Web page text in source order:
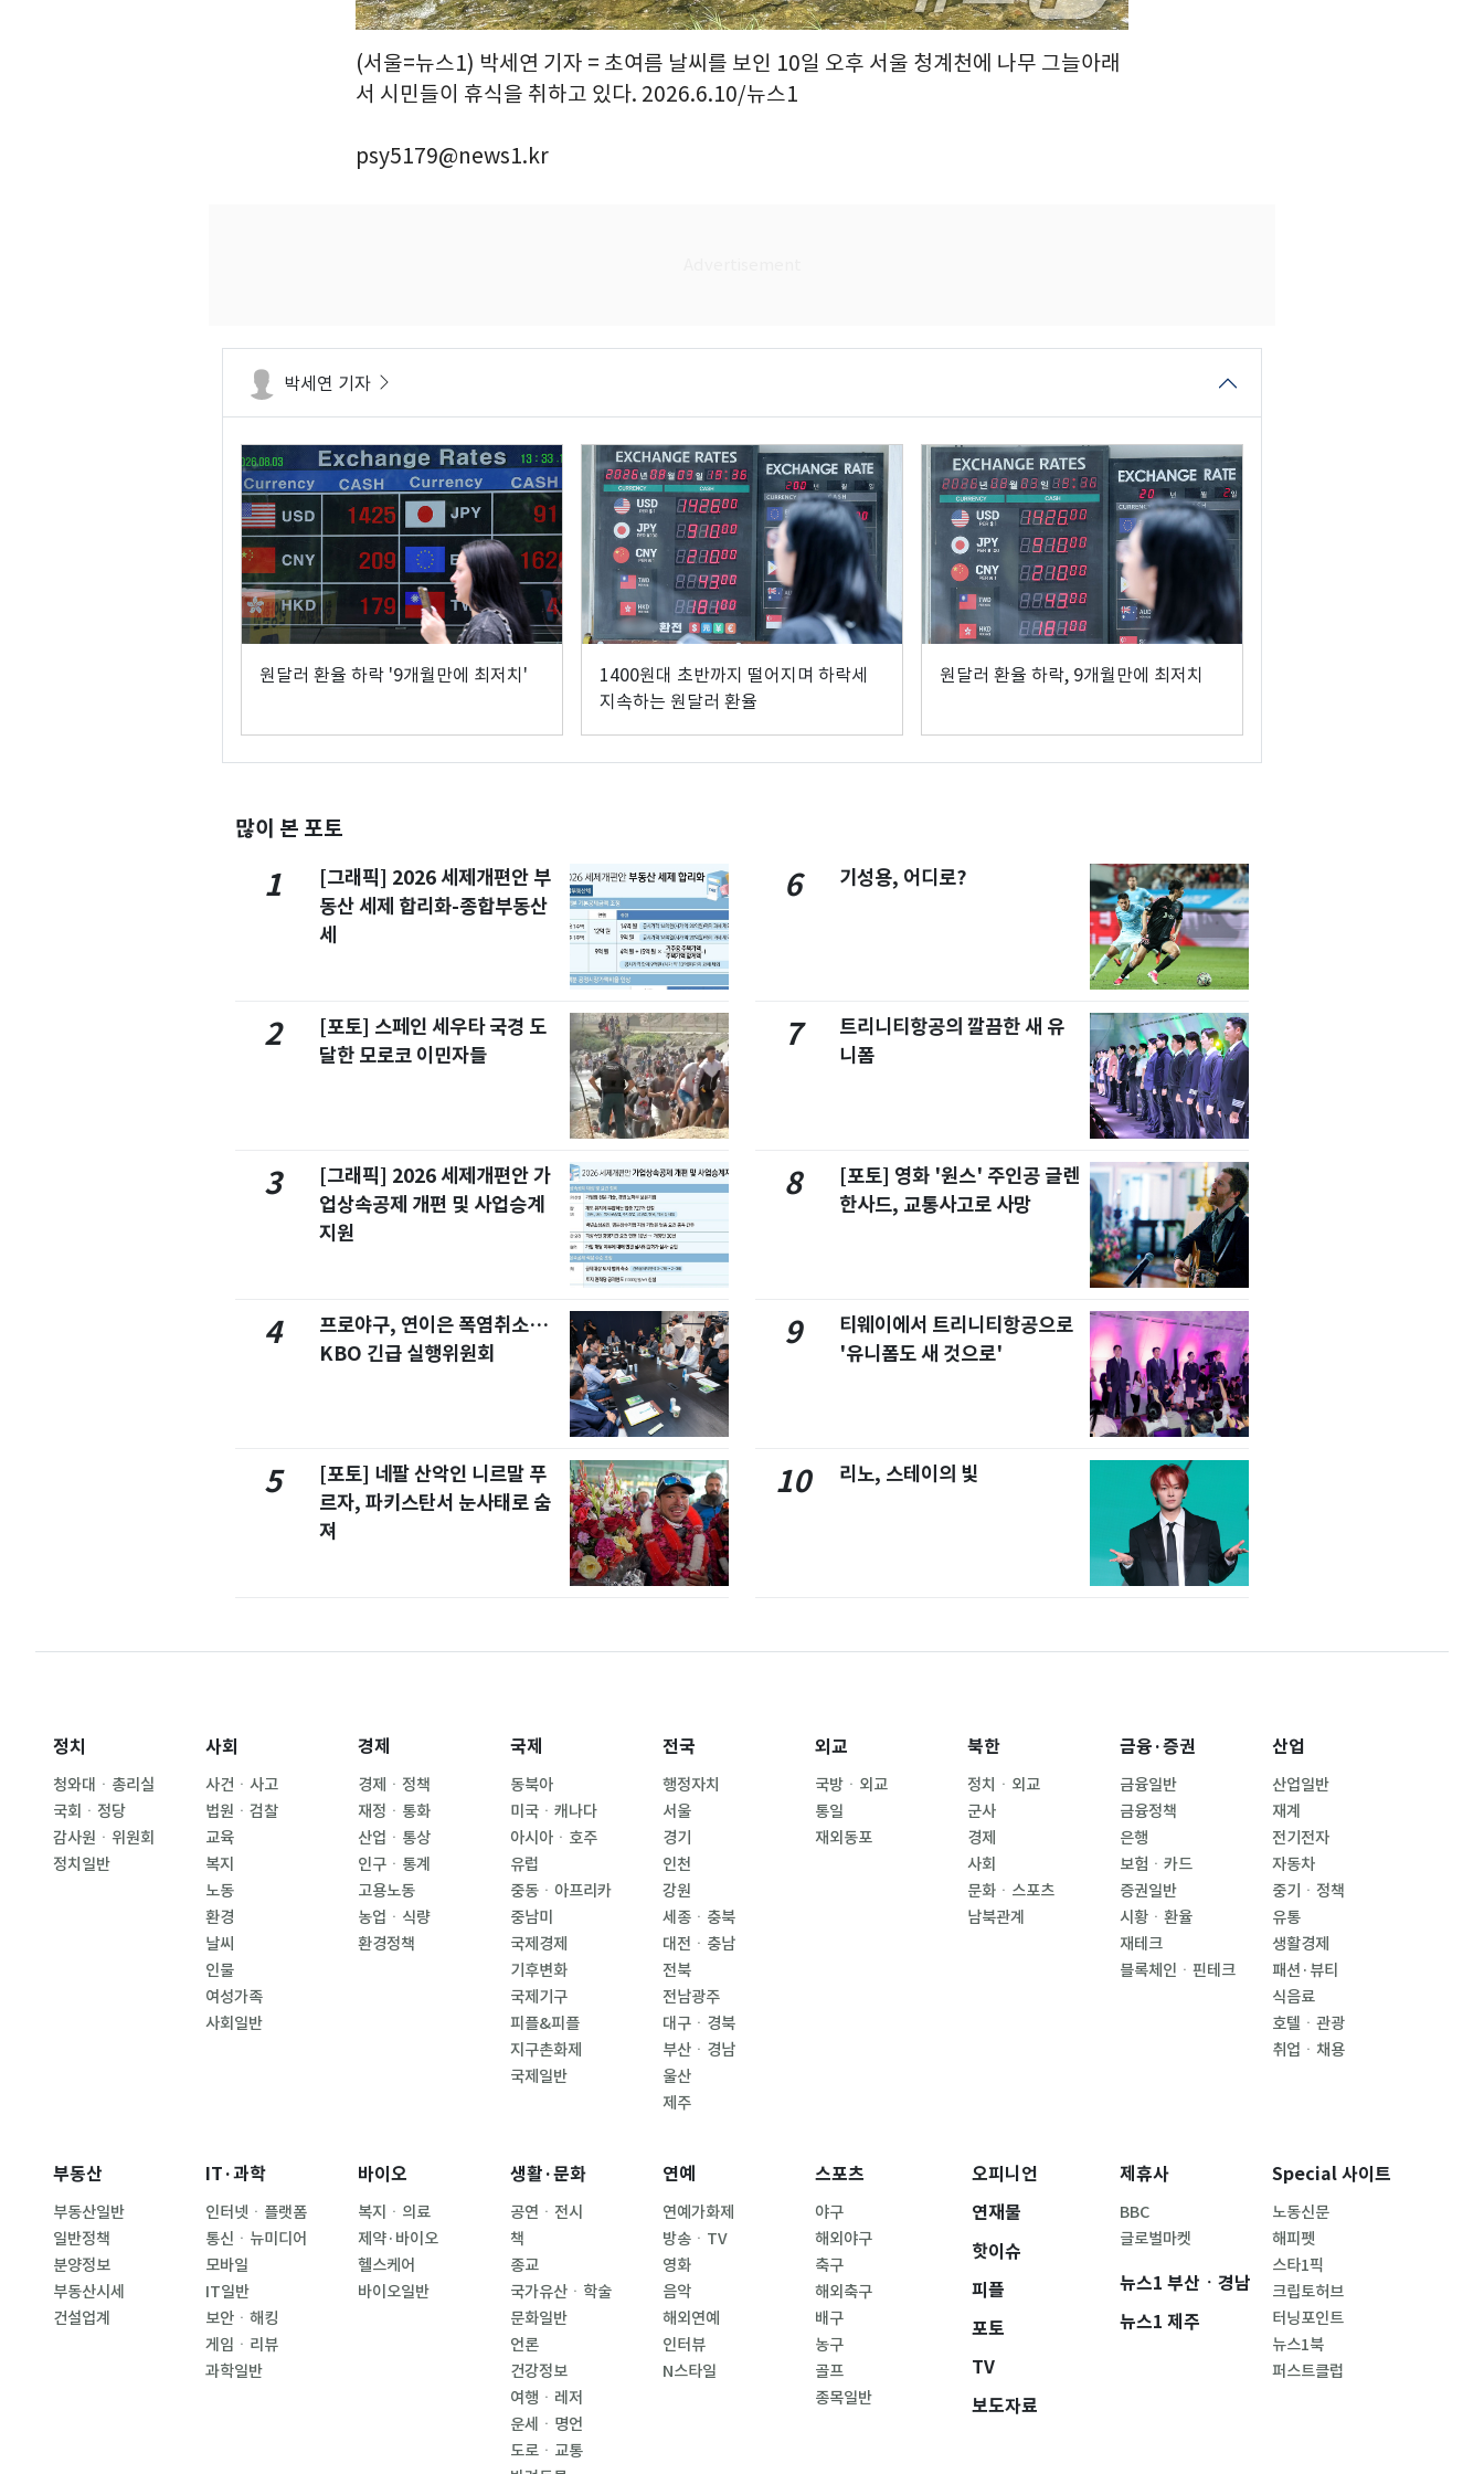
(서울=뉴스1) 박세연 기자 = 초여름 날씨를 보인 10일 오후 서울 청계천에 나무 그늘아래
서 시민들이 휴식을 취하고 있다. 2026.6.10/뉴스1
psy5179@news1.kr
박세연 기자
원달러 환율 하락 '9개월만에 최저치'
1400원대 초반까지 떨어지며 하락세
지속하는 원달러 환율
원달러 환율 하락, 9개월만에 최저치
많이 본 포토
1
[그래픽] 2026 세제개편안 부
동산 세제 합리화-종합부동산
세
2
[포토] 스페인 세우타 국경 도
달한 모로코 이민자들
3
[그래픽] 2026 세제개편안 가
업상속공제 개편 및 사업승계
지원
4
프로야구, 연이은 폭염취소…
KBO 긴급 실행위원회
5
[포토] 네팔 산악인 니르말 푸
르자, 파키스탄서 눈사태로 숨
져
6 기성용, 어디로?
7
트리니티항공의 깔끔한 새 유
니폼
8
[포토] 영화 '원스' 주인공 글렌
한사드, 교통사고로 사망
9
티웨이에서 트리니티항공으로
'유니폼도 새 것으로'
10 리노, 스테이의 빛
정치
청와대ㆍ총리실
국회ㆍ정당
감사원ㆍ위원회
정치일반
사회
사건ㆍ사고
법원ㆍ검찰
교육
복지
노동
환경
날씨
인물
여성가족
사회일반
경제
경제ㆍ정책
재정ㆍ통화
산업ㆍ통상
인구ㆍ통계
고용노동
농업ㆍ식량
환경정책
국제
동북아
미국ㆍ캐나다
아시아ㆍ호주
유럽
중동ㆍ아프리카
중남미
국제경제
기후변화
국제기구
피플&피플
지구촌화제
국제일반
전국
행정자치
서울
경기
인천
강원
세종ㆍ충북
대전ㆍ충남
전북
전남광주
대구ㆍ경북
부산ㆍ경남
울산
제주
외교
국방ㆍ외교
통일
재외동포
북한
정치ㆍ외교
군사
경제
사회
문화ㆍ스포츠
남북관계
금융·증권
금융일반
금융정책
은행
보험ㆍ카드
증권일반
시황ㆍ환율
재테크
블록체인ㆍ핀테크
산업
산업일반
재계
전기전자
자동차
중기ㆍ정책
유통
생활경제
패션·뷰티
식음료
호텔ㆍ관광
취업ㆍ채용
부동산
부동산일반
일반정책
분양정보
부동산시세
건설업계
IT·과학
인터넷ㆍ플랫폼
통신ㆍ뉴미디어
모바일
IT일반
보안ㆍ해킹
게임ㆍ리뷰
과학일반
바이오
복지ㆍ의료
제약·바이오
헬스케어
바이오일반
생활·문화
공연ㆍ전시
책
종교
국가유산ㆍ학술
문화일반
언론
건강정보
여행ㆍ레저
운세ㆍ명언
도로ㆍ교통
연예
연예가화제
방송ㆍTV
영화
음악
해외연예
인터뷰
N스타일
스포츠
야구
해외야구
축구
해외축구
배구
농구
골프
종목일반
오피니언
연재물
핫이슈
피플
포토
TV
보도자료
제휴사
BBC
글로벌마켓
뉴스1 부산ㆍ경남
뉴스1 제주
Special 사이트
노동신문
해피펫
스타1픽
크립토허브
터닝포인트
뉴스1북
퍼스트클럽